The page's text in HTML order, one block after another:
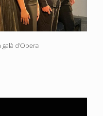
d’Opera